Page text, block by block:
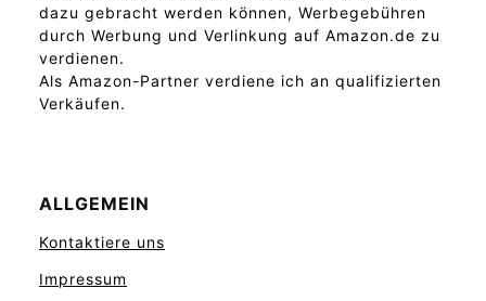
dazu gebracht werden können, Werbegebühren
durch Werbung und Verlinkung auf Amazon.de zu
verdienen.
Als Amazon-Partner verdiene ich an qualifizierten
Verkäufen.
ALLGEMEIN
Kontaktiere uns
Impressum